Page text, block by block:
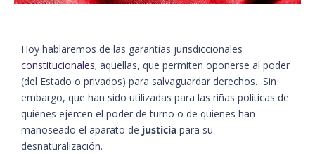
Hoy hablaremos de las garantías jurisdiccionales
constitucionales; aquellas, que permiten oponerse al poder
(del Estado o privados) para salvaguardar derechos. Sin
embargo, que han sido utilizadas para las riñas políticas de
quienes ejercen el poder de turno o de quienes han
manoseado el aparato de justicia para su
desnaturalización.